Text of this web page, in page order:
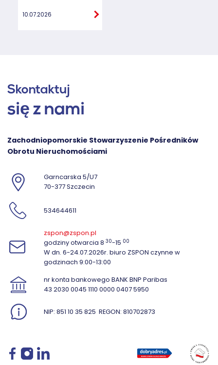
10.07.2026
Skontaktuj
się z nami
Zachodniopomorskie Stowarzyszenie Pośredników
Obrotu Nieruchomościami
Garncarska 5/U7
70-377 Szczecin
534644611
zspon@zspon.pl
godziny otwarcia 8 30-15 00
W dn. 6-24.07.2026r. biuro ZSPON czynne w
godzinach 9:00-13:00
nr konta bankowego BANK BNP Paribas
43 2030 0045 1110 0000 0407 5950
NIP: 851 10 35 825 REGON: 810702873